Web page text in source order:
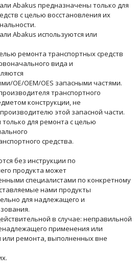
Abakus предназначены только для
с целью восстановления их
Abakus используются или
ремонта транспортных средств
вида и
OE/OEM/OES запасными частями.
транспортного
конструкции, не
этой запасной части.
для ремонта с целью
средства.
без инструкции по
продукта может
специалистами по конкретному
нами продукты
для надлежащего и
в случае: неправильной
применения или
или ремонта, выполненных вне